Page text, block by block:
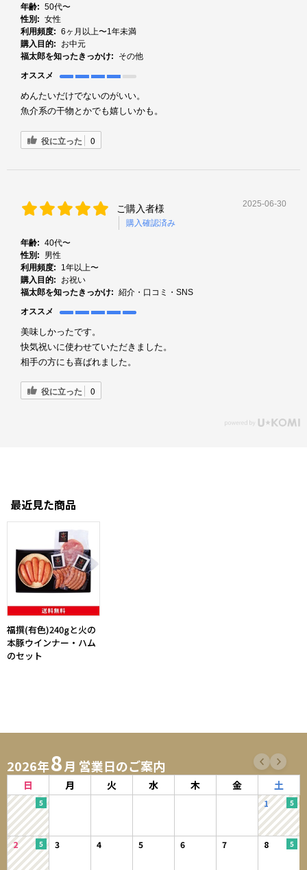
年齢: 50代〜
性別: 女性
利用頻度: 6ヶ月以上〜1年未満
購入目的:
お中元
福太郎を知ったきっかけ:
その他
オススメ
めんたいだけでないのがいい。
魚介系の干物とかでも嬉しいかも。
役に立った 0
ご購入者様
購入確認済み
2025-06-30
年齢: 40代〜
性別:
男性
利用頻度:
1年以上〜
購入目的:
お祝い
福太郎を知ったきっかけ: 紹介・口コミ・SNS
オススメ
美味しかったです。
快気祝いに使わせていただきました。
相手の方にも喜ばれました。
役に立った 0
最近見た商品
福撰(有色)240gと火の
本豚ウインナー・ハム
のセット
2026年8月 営業日のご案内
日 月 火 水 木 金 土
1
2 3 4 5 6 7 8